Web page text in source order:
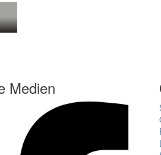
Medien